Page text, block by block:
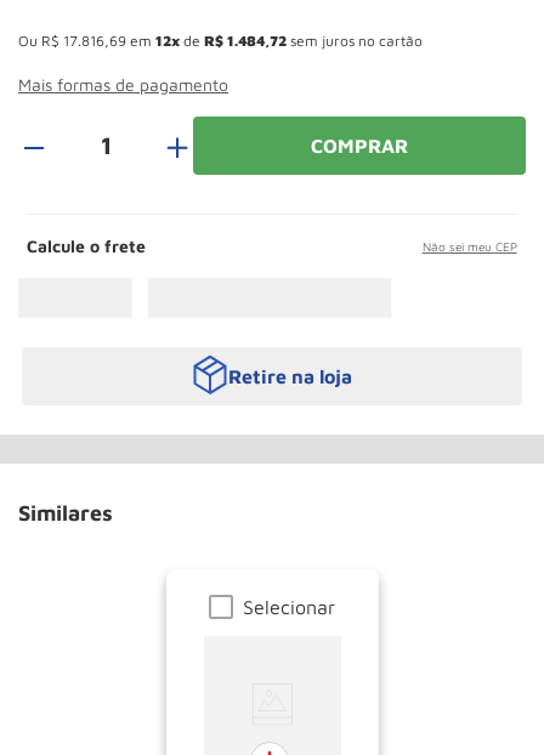
Ou R$ 17.816 69 em 12 de R$ 1.484 72 sem juros no cartão
Mais formas de pagamento
＋ COMPRAR
Calcule o frete Não sei meu CEP
Retire na loja
Similares
Selecionar